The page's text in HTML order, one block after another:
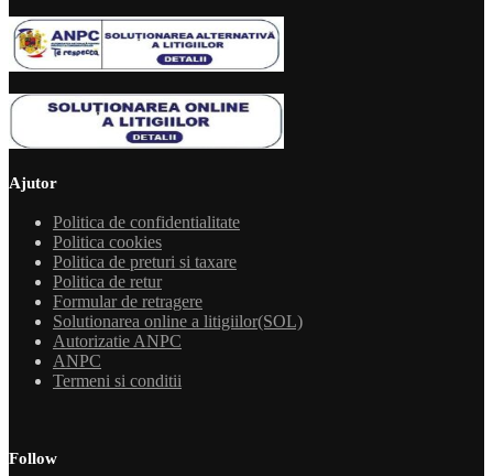
Ajutor
Politica de confidentialitate
Politica cookies
Politica de preturi si taxare
Politica de retur
Formular de retragere
Solutionarea online a litigiilor(SOL)
Autorizatie ANPC
ANPC
Termeni si conditii
Follow